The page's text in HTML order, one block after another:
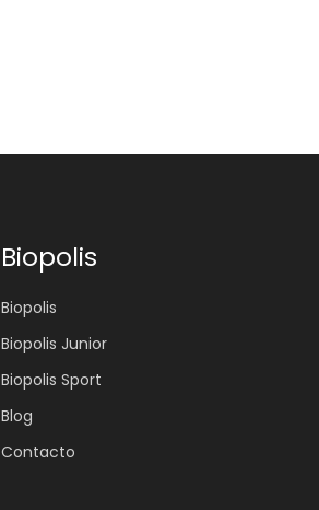
Biopolis
Biopolis
Biopolis Junior
Biopolis Sport
Blog
Contacto